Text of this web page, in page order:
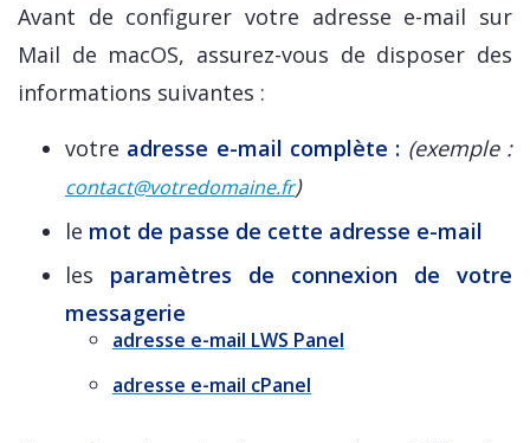
Avant de configurer votre adresse e-mail sur
Mail de macOS, assurez-vous de disposer des
informations suivantes :
votre adresse e-mail complète : (exemple :
contact@votredomaine.fr)
le mot de passe de cette adresse e-mail
les paramètres de connexion de votre
messagerie
adresse e-mail LWS Panel
adresse e-mail cPanel